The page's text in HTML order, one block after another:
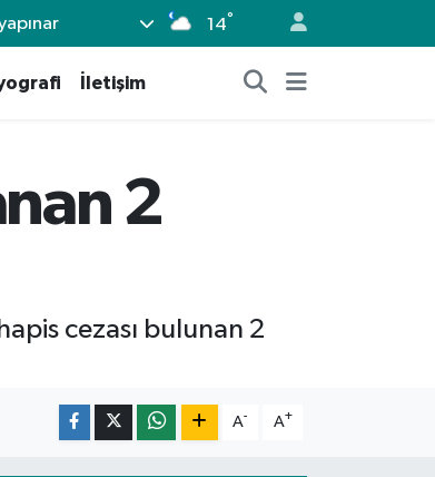
14°
İletişim
2
cezası bulunan 2
A- A+